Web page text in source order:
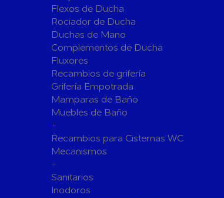
Canalones Pluviales
Desagües
Válvulas de Desagüe
Accesorios para Desagüe
Fijaciones para Fontanería
Sumideros y Gran Evacuación
Tubos y Accesorios de Cobre y
Latón
Flexos de Ducha
Rociador de Ducha
Duchas de Mano
Complementos de Ducha
Fluxores
Recambios de grifería
Grifería Empotrada
Mamparas de Baño
Muebles de Baño
+
Recambios para Cisternas WC
Mecanismos
+
Sanitarios
Inodoros